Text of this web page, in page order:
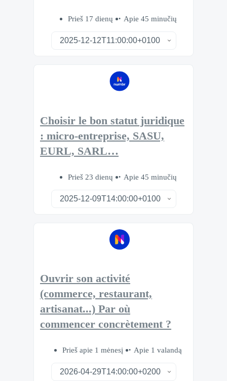
Prieš 17 dienų Apie 45 minučių
Choisir le bon statut juridique
: micro-entreprise, SASU,
EURL, SARL…
Prieš 23 dienų Apie 45 minučių
Ouvrir son activité
(commerce, restaurant,
artisanat...) Par où
commencer concrètement ?
Prieš apie 1 mėnesį Apie 1 valandą